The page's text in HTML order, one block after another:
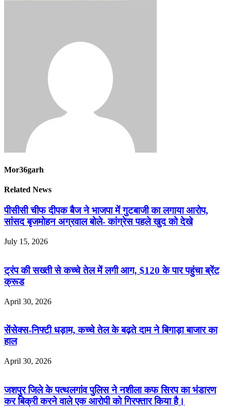
Mor36garh
Related News
पीसीसी चीफ दीपक बैज ने भाजपा में गुटबाजी का लगाया आरोप,
सांसद बृजमोहन अग्रवाल बोले- कांग्रेस पहले खुद को देखे
July 15, 2026
ट्रंप की सख्ती से कच्चे तेल में लगी आग, $120 के पार पहुंचा ब्रेंट
क्रूड
April 30, 2026
सेंसेक्स-निफ्टी धड़ाम, कच्चे तेल के बढ़ते दाम ने बिगाड़ा बाजार का
हाल
April 30, 2026
जशपुर जिले के पत्थलगांव पुलिस ने नशीला कफ सिरप का भंडारण
कर बिक्री करने वाले एक आरोपी को गिरफ्तार किया है।